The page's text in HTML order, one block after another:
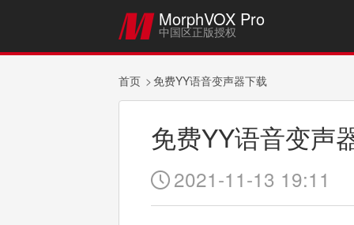
 MorphVOX Pro
中国区正版授权
首页 免费YY语音变声器下载
免费YY语音变声
 2021-11-13 19:11